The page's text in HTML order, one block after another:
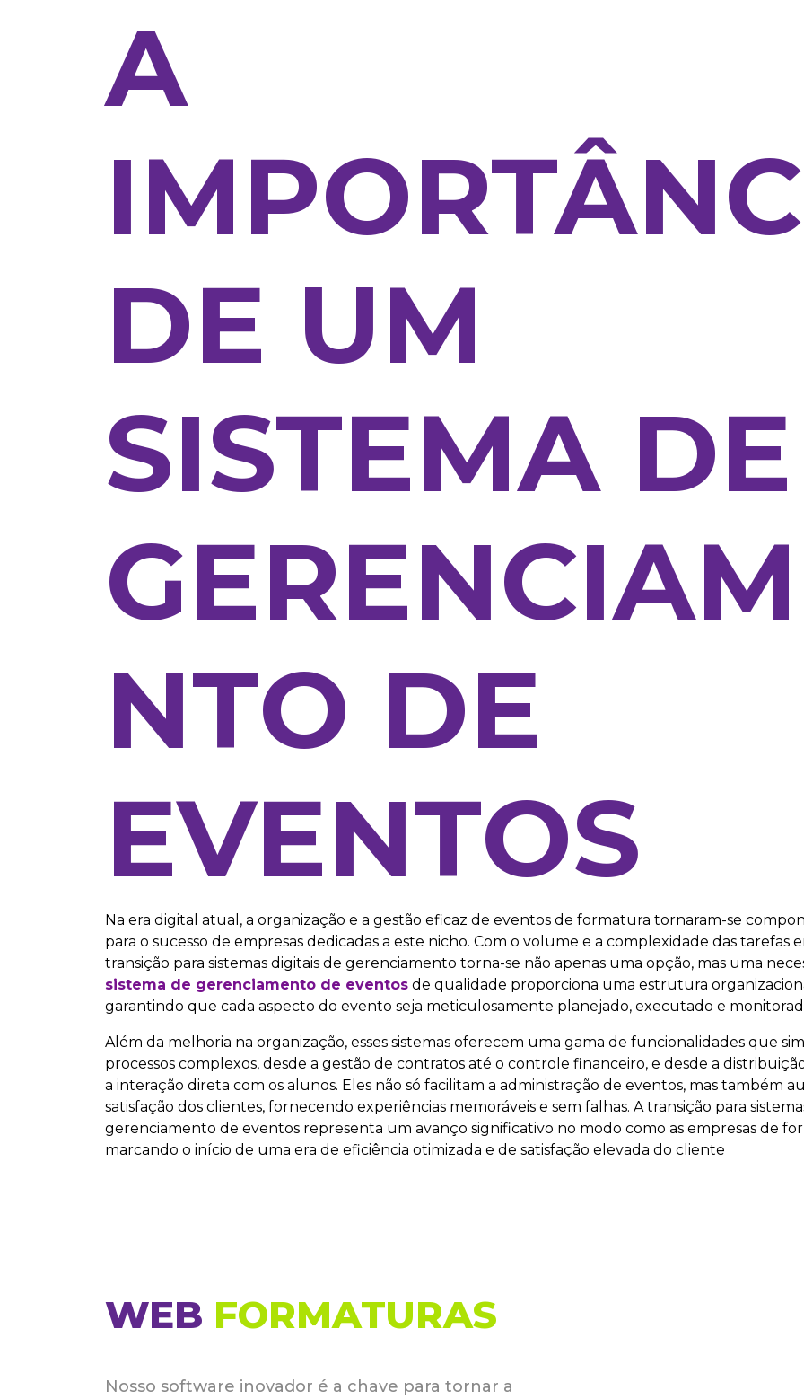
A
DE UM
SISTEMA DE
NTO DE
EVENTOS
Na era digital atual, a organização e a gestão eficaz de eventos de formatura tornaram-se
para o sucesso de empresas dedicadas a este nicho. Com o volume e a complexidade das tarefas
transição para sistemas digitais de gerenciamento torna-se não apenas uma opção, mas uma
sistema de gerenciamento de eventos de qualidade proporciona uma estrutura
garantindo que cada aspecto do evento seja meticulosamente planejado, executado e
Além da melhoria na organização, esses sistemas oferecem uma gama de funcionalidades que
processos complexos, desde a gestão de contratos até o controle financeiro, e desde a
a interação direta com os alunos. Eles não só facilitam a administração de eventos, mas também
satisfação dos clientes, fornecendo experiências memoráveis e sem falhas. A transição para
gerenciamento de eventos representa um avanço significativo no modo como as empresas de
marcando o início de uma era de eficiência otimizada e de satisfação elevada do cliente
WEB FORMATURAS
Nosso software inovador é a chave para tornar a